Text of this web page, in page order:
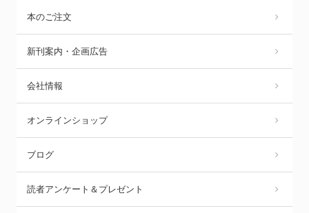
本のご注文
新刊案内・企画広告
会社情報
オンラインショップ
ブログ
読者アンケート＆プレゼント